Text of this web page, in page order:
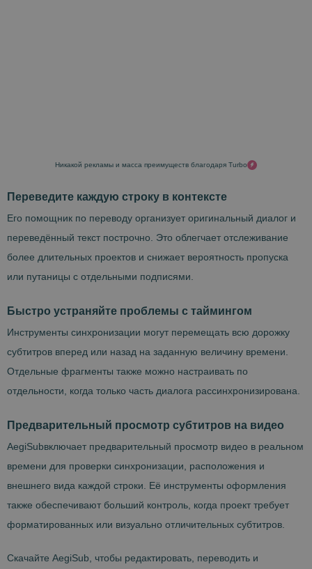
Никакой рекламы и масса преимуществ благодаря Turbo
Переведите каждую строку в контексте
Его помощник по переводу организует оригинальный диалог и
переведённый текст построчно. Это облегчает отслеживание
более длительных проектов и снижает вероятность пропуска
или путаницы с отдельными подписями.
Быстро устраняйте проблемы с таймингом
Инструменты синхронизации могут перемещать всю дорожку
субтитров вперед или назад на заданную величину времени.
Отдельные фрагменты также можно настраивать по
отдельности, когда только часть диалога рассинхронизирована.
Предварительный просмотр субтитров на видео
AegiSubвключает предварительный просмотр видео в реальном
времени для проверки синхронизации, расположения и
внешнего вида каждой строки. Её инструменты оформления
также обеспечивают больший контроль, когда проект требует
форматированных или визуально отличительных субтитров.
Скачайте AegiSub, чтобы редактировать, переводить и